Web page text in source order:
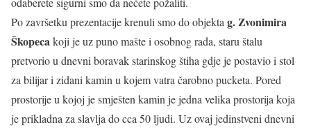
Po završetku prezentacije krenuli smo do objekta g. Zvonimira
Škopecakoji je uz puno mašte i osobnog rada, staru štalu
pretvorio u dnevni boravak starinskog štiha gdje je postavio i stol
za bilijar i zidani kamin u kojem vatra čarobno pucketa. Pored
prostorije u kojoj je smješten kamin je jedna velika prostorija koja
je prikladna za slavlja do cca 50 ljudi. Uz ovaj jedinstveni dnevni